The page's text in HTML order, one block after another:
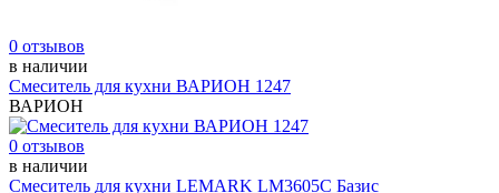
0 отзывов
в наличии
Смеситель для кухни ВАРИОН 1247
ВАРИОН
0 отзывов
в наличии
Смеситель для кухни LEMARK LM3605С Базис